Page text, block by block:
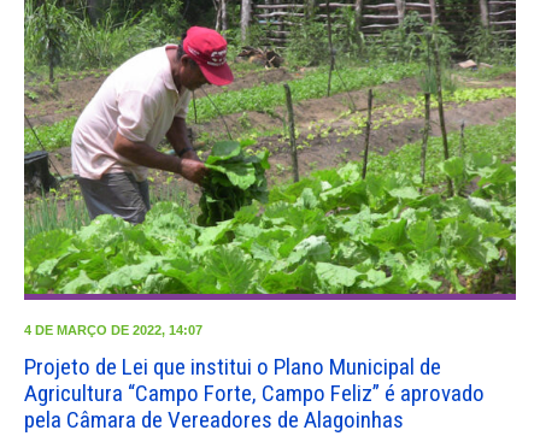
4 DE MARÇO DE 2022, 14:07
Projeto de Lei que institui o Plano Municipal de
Agricultura “Campo Forte, Campo Feliz” é aprovado
pela Câmara de Vereadores de Alagoinhas